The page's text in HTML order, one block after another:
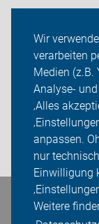
Wir
verarbeiten
Medien
Analyse-
‚Alles
anpassen.
nur
Einwilligung
Weitere
ADFC
Sei dabei
Presse
Login
Bleiben Sie in